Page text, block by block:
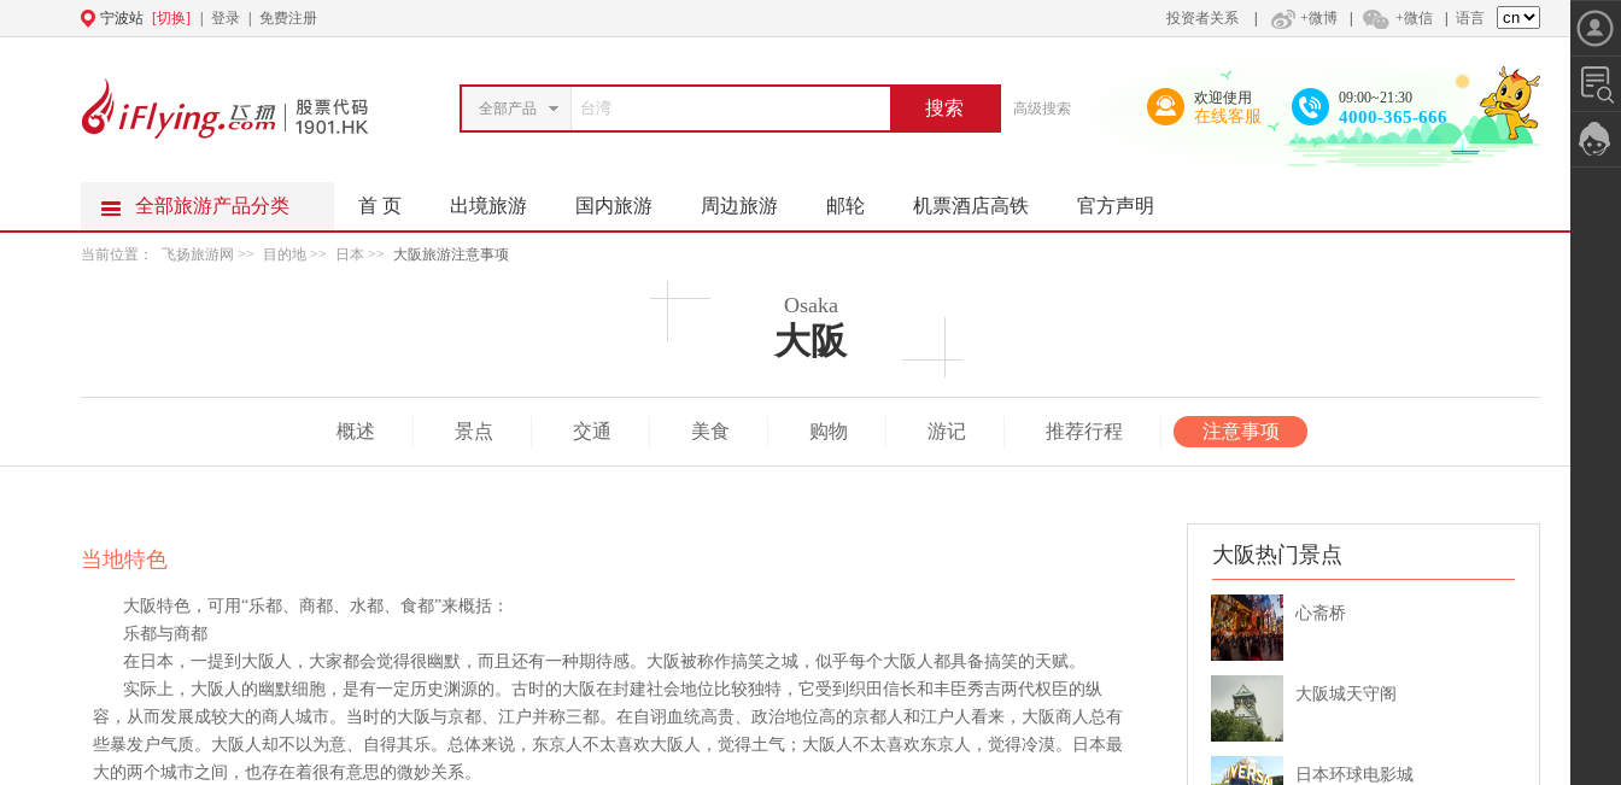
宁波站 [切换] 登录 免费注册 投资者关系 +微博 +微信 语言
全部产品 搜索 高级搜索
欢迎使用
在线客服
09:00~21:30
4000-365-666
全部旅游产品分类 首 页 出境旅游 国内旅游 周边旅游 邮轮 机票酒店高铁 官方声明
当前位置： 飞扬旅游网 >> 目的地 >> 日本 >> 大阪旅游注意事项
Osaka
大阪
概述 景点 交通 美食 购物 游记 推荐行程 注意事项
当地特色
大阪特色，可用“乐都、商都、水都、食都”来概括：
乐都与商都
在日本，一提到大阪人，大家都会觉得很幽默，而且还有一种期待感。大阪被称作搞笑之城，似乎每个大阪人都具备搞笑的天赋。
实际上，大阪人的幽默细胞，是有一定历史渊源的。古时的大阪在封建社会地位比较独特，它受到织田信长和丰臣秀吉两代权臣的纵
容，从而发展成较大的商人城市。当时的大阪与京都、江户并称三都。在自诩血统高贵、政治地位高的京都人和江户人看来，大阪商人总有
些暴发户气质。大阪人却不以为意、自得其乐。总体来说，东京人不太喜欢大阪人，觉得土气；大阪人不太喜欢东京人，觉得冷漠。日本最
大的两个城市之间，也存在着很有意思的微妙关系。
大阪热门景点
心斋桥
大阪城天守阁
日本环球电影城